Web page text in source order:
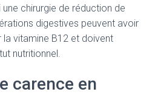
chirurgie de réduction de
digestives peuvent avoir
vitamine B12 et doivent
nutritionnel.
carence en